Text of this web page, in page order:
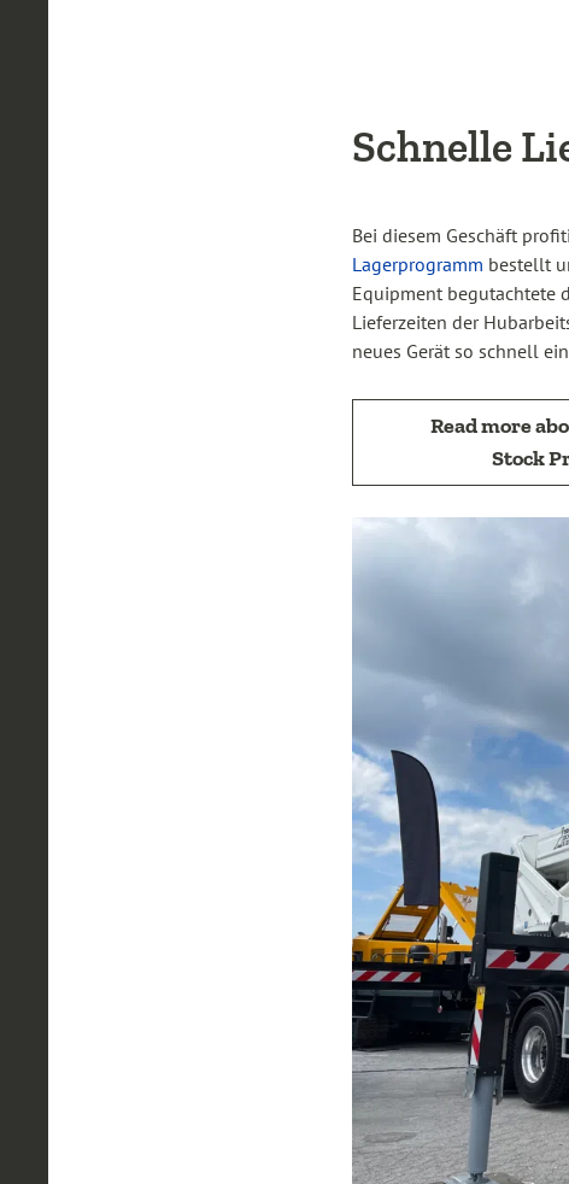
Schnelle
Bei diesem Geschäft
Lagerprogramm bestellt
Equipment begutachtete
Lieferzeiten der
neues Gerät so schnell
Read more
Stock